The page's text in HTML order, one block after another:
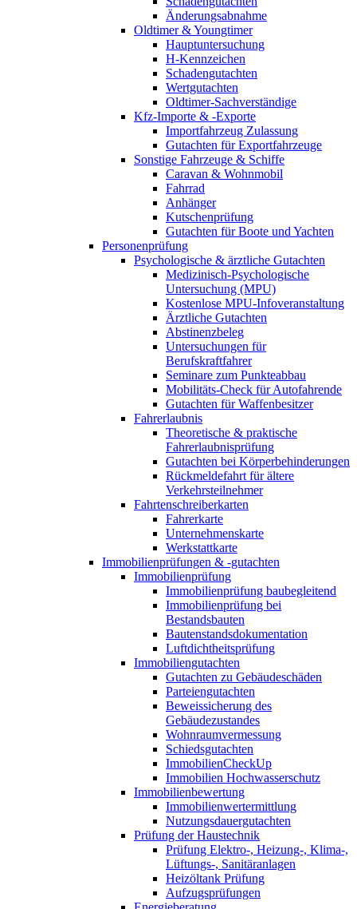
Änderungsabnahme
Oldtimer & Youngtimer
Hauptuntersuchung
H-Kennzeichen
Schadengutachten
Wertgutachten
Oldtimer-Sachverständige
Kfz-Importe & -Exporte
Importfahrzeug Zulassung
Gutachten für Exportfahrzeuge
Sonstige Fahrzeuge & Schiffe
Caravan & Wohnmobil
Fahrrad
Anhänger
Kutschenprüfung
Gutachten für Boote und Yachten
Personenprüfung
Psychologische & ärztliche Gutachten
Medizinisch-Psychologische
Untersuchung (MPU)
Kostenlose MPU-Infoveranstaltung
Ärztliche Gutachten
Abstinenzbeleg
Untersuchungen für
Berufskraftfahrer
Seminare zum Punkteabbau
Mobilitäts-Check für Autofahrende
Gutachten für Waffenbesitzer
Fahrerlaubnis
Theoretische & praktische
Fahrerlaubnisprüfung
Gutachten bei Körperbehinderungen
Rückmeldefahrt für ältere
Verkehrsteilnehmer
Fahrtenschreiberkarten
Fahrerkarte
Unternehmenskarte
Werkstattkarte
Immobilienprüfungen & -gutachten
Immobilienprüfung
Immobilienprüfung baubegleitend
Immobilienprüfung bei
Bestandsbauten
Bautenstandsdokumentation
Luftdichtheitsprüfung
Immobiliengutachten
Gutachten zu Gebäudeschäden
Parteiengutachten
Beweissicherung des
Gebäudezustandes
Wohnraumvermessung
Schiedsgutachten
ImmobilienCheckUp
Immobilien Hochwasserschutz
Immobilienbewertung
Immobilienwertermittlung
Nutzungsdauergutachten
Prüfung der Haustechnik
Prüfung Elektro-, Heizung-, Klima-,
Lüftungs-, Sanitäranlagen
Heizöltank Prüfung
Aufzugsprüfungen